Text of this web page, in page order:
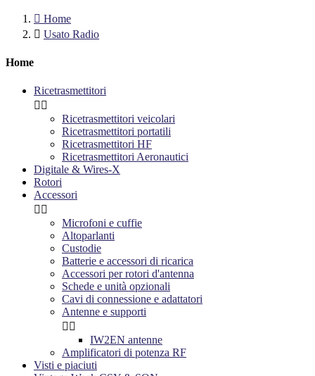
 Home
 Usato Radio
Home
Ricetrasmettitori
 
Ricetrasmettitori veicolari
Ricetrasmettitori portatili
Ricetrasmettitori HF
Ricetrasmettitori Aeronautici
Digitale & Wires-X
Rotori
Accessori
 
Microfoni e cuffie
Altoparlanti
Custodie
Batterie e accessori di ricarica
Accessori per rotori d'antenna
Schede e unità opzionali
Cavi di connessione e adattatori
Antenne e supporti
 
IW2EN antenne
Amplificatori di potenza RF
Visti e piaciuti